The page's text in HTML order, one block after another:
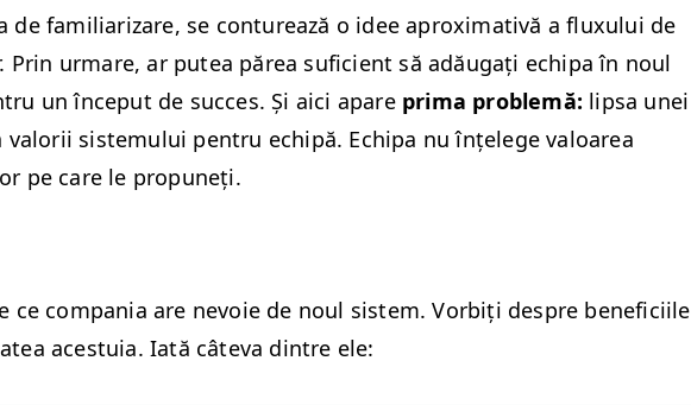
de famil­iar­izare, se con­turează o idee aprox­i­ma­tivă a flux­u­lui de
Prin urmare, ar putea părea sufi­cient să adău­gați echipa în noul
un început de suc­ces. Și aici aparepri­ma prob­lemă: lip­sa unei
val­orii sis­temu­lui pen­tru echipă. Echipa nu înțelege val­oarea
pe care le propuneți.
ce com­pa­nia are nevoie de noul sis­tem. Vor­biți despre ben­efici­ile
aces­tu­ia. Iată câte­va din­tre ele: